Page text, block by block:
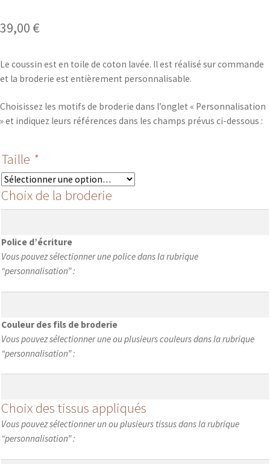
39,00 €
Le coussin est en toile de coton lavée. Il est réalisé sur commande
et la broderie est entièrement personnalisable.
Choisissez les motifs de broderie dans l’onglet « Personnalisation
» et indiquez leurs références dans les champs prévus ci-dessous :
Taille *
Choix de la broderie
Police d’écriture
Vous pouvez sélectionner une police dans la rubrique
“personnalisation” :
Couleur des fils de broderie
Vous pouvez sélectionner une ou plusieurs couleurs dans la rubrique
“personnalisation” :
Choix des tissus appliqués
Vous pouvez sélectionner un ou plusieurs tissus dans la rubrique
“personnalisation” :